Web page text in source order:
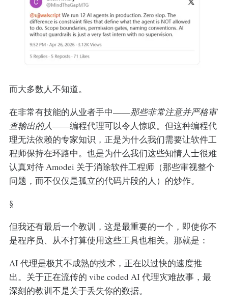
而大多数人不知道。
在非常有技能的从业者手中——那些非常注意并严格审
查输出的人——编程代理可以令人惊叹。但这种编程代
理无法依赖的专家知识，正是为什么我们需要让软件工
程师保持在环路中。也是为什么我们这些知情人士很难
认真对待 Amodei 关于消除软件工程师（那些审视整个
问题，而不仅仅是孤立的代码片段的人）的炒作。
§
但我还有最后一个教训，这是最重要的一个，即使你不
是程序员、从不打算使用这些工具也相关。那就是：
AI 代理是极其不成熟的技术，正在以过快的速度推
出。关于正在流传的 vibe coded AI 代理灾难故事，最
深刻的教训不是关于丢失你的数据。